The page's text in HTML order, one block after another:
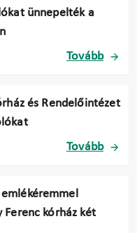
ünnepelték a
Tovább
és Rendelőintézet
Tovább
emlékéremmel
Ferenc kórház két